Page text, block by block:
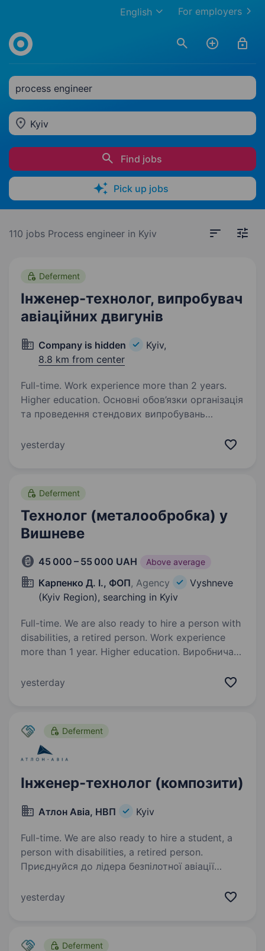
For employers
English
process engineer
Kyiv
Find jobs
Pick up jobs
110 jobs Process engineer in Kyiv
Deferment
Інженер-технолог, випробувач
авіаційних двигунів
Company is hidden
Kyiv,
8.8 km from center
Full-time. Work experience more than 2 years.
Higher education. Основні обов’язки організація
та проведення стендових випробувань
випробувань; аналіз параметрів роботи
yesterday
Deferment
Технолог (металообробка) у
Вишневе
45 000 – 55 000 UAH Above average
Карпенко Д. І., ФОП, Agency
Vyshneve
(Kyiv Region), searching in Kyiv
Full-time. We are also ready to hire a person with
disabilities, a retired person. Work experience
more than 1 year. Higher education. Виробнича
технолога, який розуміє шлях деталі від
Нам потрібна людина, яка вміє не просто…
yesterday
Deferment
Інженер-технолог (композити)
Атлон Авіа, НВП Kyiv
Full-time. We are also ready to hire a student, a
person with disabilities, a retired person.
Приєднуйся до лідера безпілотної авіації
підприємство повного циклу, що створює
над перспективними…
yesterday
Deferment